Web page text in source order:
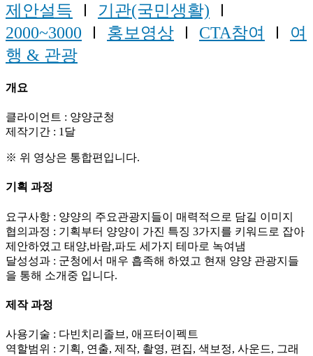
제안설득 Ⅰ 기관(국민생활) Ⅰ
2000~3000 Ⅰ 홍보영상 Ⅰ CTA참여 Ⅰ 여
행 & 관광
개요
클라이언트 : 양양군청
제작기간 : 1달
※ 위 영상은 통합편입니다.
기획 과정
요구사항 : 양양의 주요관광지들이 매력적으로 담길 이미지
협의과정 : 기획부터 양양이 가진 특징 3가지를 키워드로 잡아
제안하였고 태양,바람,파도 세가지 테마로 녹여냄
달성성과 : 군청에서 매우 흡족해 하였고 현재 양양 관광지들
을 통해 소개중 입니다.
제작 과정
사용기술 : 다빈치리졸브, 애프터이펙트
역할범위 : 기획, 연출, 제작, 촬영, 편집, 색보정, 사운드, 그래